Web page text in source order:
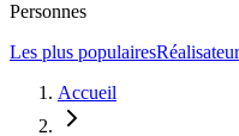
Personnes
Les plus populaires
Accueil